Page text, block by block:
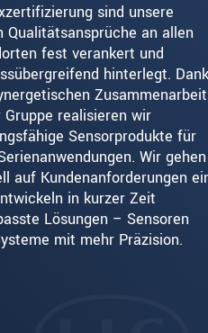
sind unsere
Qualitätsansprüche an allen
fest verankert und
hinterlegt. Dank
Zusammenarbeit
Gruppe realisieren wir
Sensorprodukte für
Wir gehen
auf Kundenanforderungen
in kurzer Zeit
Lösungen – Sensoren
mit mehr Präzision.